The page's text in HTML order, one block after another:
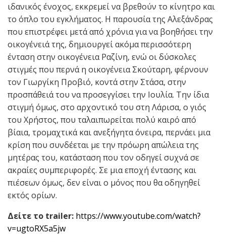
ιδανικός ένοχος, εκκρεμεί να βρεθούν το κίνητρο και
το όπλο του εγκλήματος. Η παρουσία της Αλεξάνδρας
που επιστρέφει μετά από χρόνια για να βοηθήσει την
οικογένειά της, δημιουργεί ακόμα περισσότερη
ένταση στην οικογένεια Ραζίνη, ενώ οι δύσκολες
στιγμές που περνά η οικογένεια Σκούταρη, φέρνουν
τον Γιωργίκη Προβιό, κοντά στην Στάσα, στην
προσπάθειά του να προσεγγίσει την Ιουλία. Την ίδια
στιγμή όμως, στο αρχοντικό του στη Λάρισα, ο γιός
του Χρήστος, που ταλαιπωρείται πολύ καιρό από
βίαια, τρομαχτικά και ανεξήγητα όνειρα, περνάει μια
κρίση που συνδέεται με την πρόωρη απώλεια της
μητέρας του, κατάσταση που τον οδηγεί συχνά σε
ακραίες συμπεριφορές. Σε μια εποχή έντασης και
πιέσεων όμως, δεν είναι ο μόνος που θα οδηγηθεί
εκτός ορίων.
Δείτε το trailer: https://www.youtube.com/watch?
v=ugtoRX5a5jw